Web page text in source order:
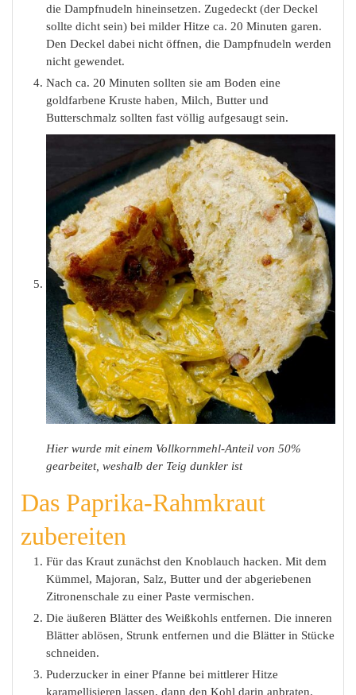
die Dampfnudeln hineinsetzen. Zugedeckt (der Deckel
sollte dicht sein) bei milder Hitze ca. 20 Minuten garen.
Den Deckel dabei nicht öffnen, die Dampfnudeln werden
nicht gewendet.
Nach ca. 20 Minuten sollten sie am Boden eine
goldfarbene Kruste haben, Milch, Butter und
Butterschmalz sollten fast völlig aufgesaugt sein.
Hier wurde mit einem Vollkornmehl-Anteil von 50%
gearbeitet, weshalb der Teig dunkler ist
Das Paprika-Rahmkraut
zubereiten
Für das Kraut zunächst den Knoblauch hacken. Mit dem
Kümmel, Majoran, Salz, Butter und der abgeriebenen
Zitronenschale zu einer Paste vermischen.
Die äußeren Blätter des Weißkohls entfernen. Die inneren
Blätter ablösen, Strunk entfernen und die Blätter in Stücke
schneiden.
Puderzucker in einer Pfanne bei mittlerer Hitze
karamellisieren lassen, dann den Kohl darin anbraten.